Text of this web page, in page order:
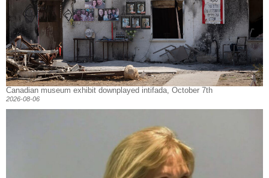
Canadian museum exhibit downplayed intifada, October 7th
2026-08-06